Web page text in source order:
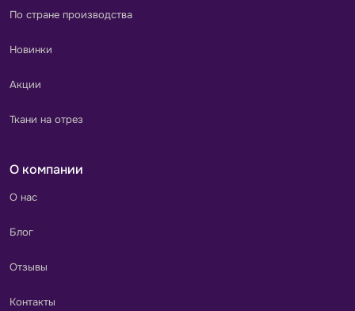
По стране производства
Новинки
Акции
Ткани на отрез
О компании
О нас
Блог
Отзывы
Контакты